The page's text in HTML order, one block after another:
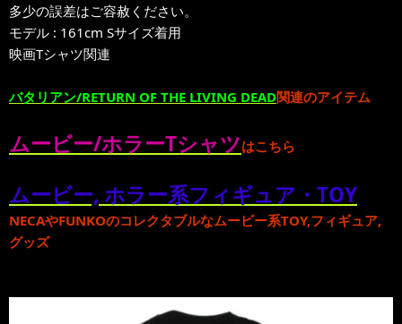
多少の誤差はご容赦ください。
モデル : 161cm Sサイズ着用
映画Tシャツ関連
バタリアン/RETURN OF THE LIVING DEAD関連のアイテム
ムービー/ホラーTシャツはこちら
ムービー, ホラー系フィギュア・TOY
NECAやFUNKOのコレクタブルなムービー系TOY,フィギュア,
グッズ